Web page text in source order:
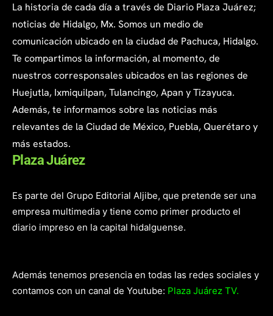
La historia de cada día a través de Diario Plaza Juárez;
noticias de Hidalgo, Mx. Somos un medio de
comunicación ubicado en la ciudad de Pachuca, Hidalgo.
Te compartimos la información, al momento, de
nuestros corresponsales ubicados en las regiones de
Huejutla, Ixmiquilpan, Tulancingo, Apan y Tizayuca.
Además, te informamos sobre las noticias más
relevantes de la Ciudad de México, Puebla, Querétaro y
más estados.
Plaza Juárez
Es parte del Grupo Editorial Aljibe, que pretende ser una
empresa multimedia y tiene como primer producto el
diario impreso en la capital hidalguense.
Además tenemos presencia en todas las redes sociales y
contamos con un canal de Youtube: Plaza Juárez TV.